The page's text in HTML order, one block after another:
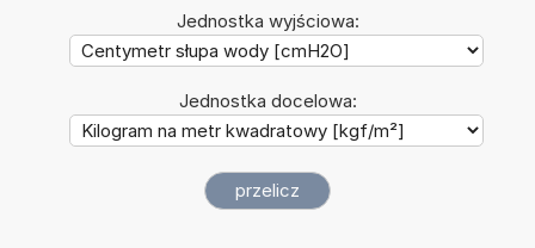
Jednostka wyjściowa:
Jednostka docelowa: